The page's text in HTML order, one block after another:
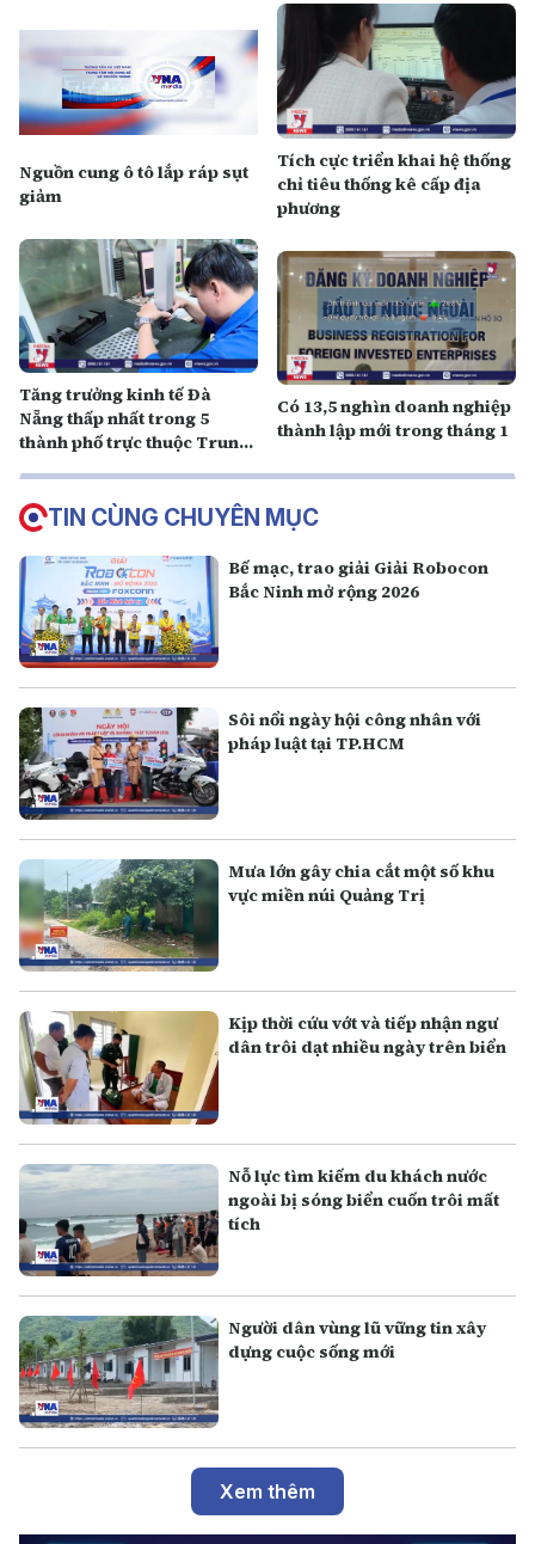
Nguồn cung ô tô lắp ráp sụt
giảm
Tích cực triển khai hệ thống
chỉ tiêu thống kê cấp địa
phương
Tăng trưởng kinh tế Đà
Nẵng thấp nhất trong 5
thành phố trực thuộc Trung
Có 13,5 nghìn doanh nghiệp
thành lập mới trong tháng 1
TIN CÙNG CHUYÊN MỤC
Bế mạc, trao giải Giải Robocon
Bắc Ninh mở rộng 2026
Sôi nổi ngày hội công nhân với
pháp luật tại TP.HCM
Mưa lớn gây chia cắt một số khu
vực miền núi Quảng Trị
Kịp thời cứu vớt và tiếp nhận ngư
dân trôi dạt nhiều ngày trên biển
Nỗ lực tìm kiếm du khách nước
ngoài bị sóng biển cuốn trôi mất
tích
Người dân vùng lũ vững tin xây
dựng cuộc sống mới
Xem thêm